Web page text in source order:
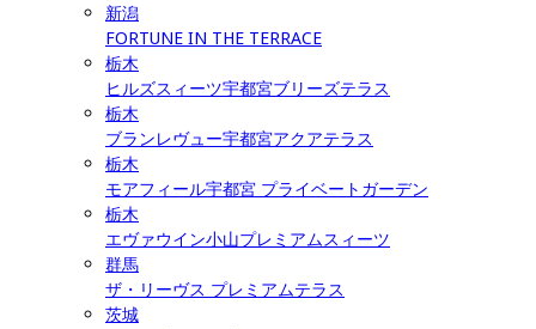
新潟
FORTUNE IN THE TERRACE
栃木
ヒルズスィーツ宇都宮ブリーズテラス
栃木
ブランレヴュー宇都宮アクアテラス
栃木
モアフィール宇都宮 プライベートガーデン
栃木
エヴァウイン小山プレミアムスィーツ
群馬
ザ・リーヴス プレミアムテラス
茨城